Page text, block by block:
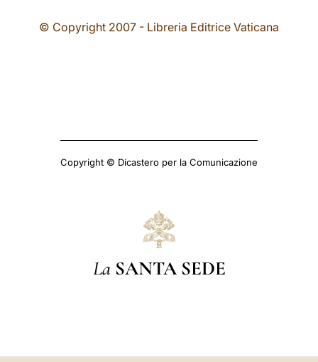
© Copyright 2007 - Libreria Editrice Vaticana
Copyright © Dicastero per la Comunicazione
La SANTA SEDE